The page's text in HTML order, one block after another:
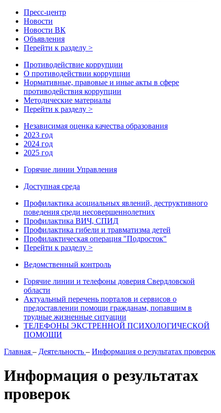
Пресс-центр
Новости
Новости ВК
Объявления
Перейти к разделу >
Противодействие коррупции
О противодействии коррупции
Нормативные, правовые и иные акты в сфере
противодействия коррупции
Методические материалы
Перейти к разделу >
Независимая оценка качества образования
2023 год
2024 год
2025 год
Горячие линии Управления
Доступная среда
Профилактика асоциальных явлений, деструктивного
поведения среди несовершеннолетних
Профилактика ВИЧ, СПИД
Профилактика гибели и травматизма детей
Профилактическая операция "Подросток"
Перейти к разделу >
Ведомственный контроль
Горячие линии и телефоны доверия Свердловской
области
Актуальный перечень порталов и сервисов о
предоставлении помощи гражданам, попавшим в
трудные жизненные ситуации
ТЕЛЕФОНЫ ЭКСТРЕННОЙ ПСИХОЛОГИЧЕСКОЙ
ПОМОЩИ
Главная – Деятельность – Информация о результатах проверок
Информация о результатах
проверок